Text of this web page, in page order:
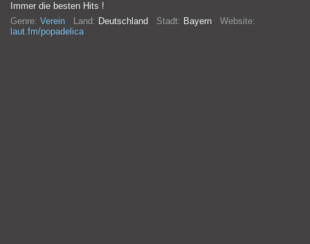
Immer die besten Hits !
Genre: Verein Land: Deutschland Stadt: Bayern Website:
laut.fm/popadelica